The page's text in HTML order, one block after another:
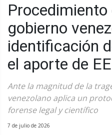
Procedimiento
gobierno
identificación
el aporte de
Ante la magnitud de la
venezolano aplica un
forense legal y científico
7 de julio de 2026